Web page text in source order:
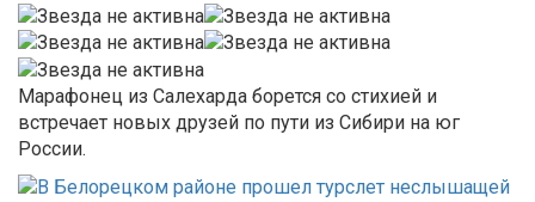
Марафонец из Салехарда борется со стихией и
встречает новых друзей по пути из Сибири на юг
России.